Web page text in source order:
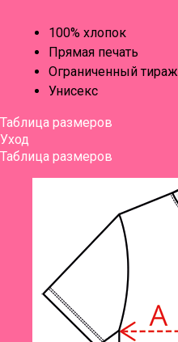
100% хлопок
Прямая печать
Ограниченный тираж
Унисекс
Таблица размеров
Уход
Таблица размеров